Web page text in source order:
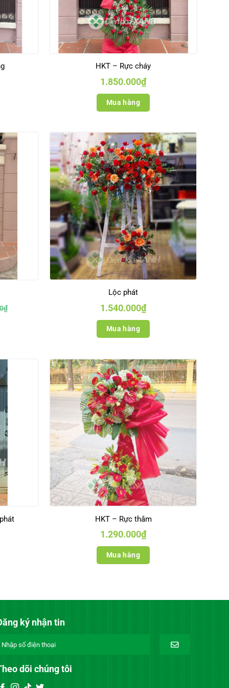
HKT – Rực cháy
1.850.000₫
Mua hàng
₫
Lộc phát
1.540.000₫
Mua hàng
HKT – Rực thắm
1.290.000₫
Mua hàng
ký nhận tin
dõi chúng tôi